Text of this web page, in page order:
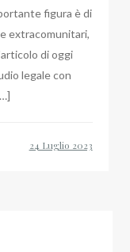
figura è di
extracomunitari,
di oggi
legale con